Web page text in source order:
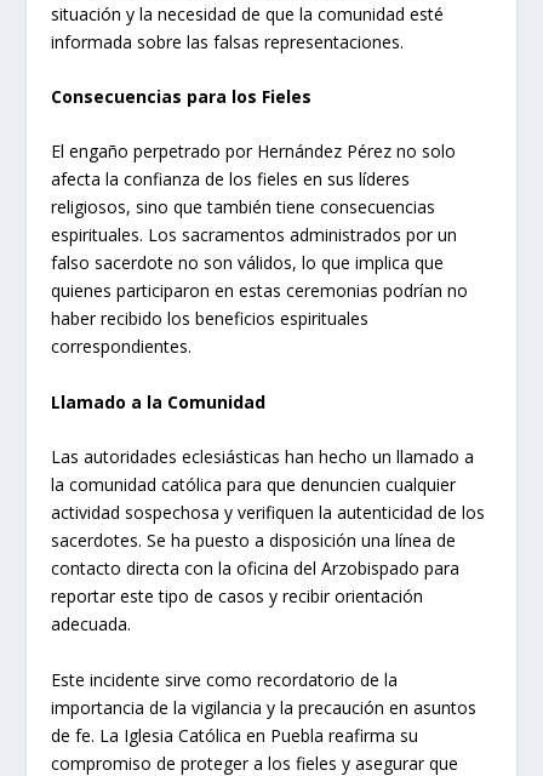
situación y la necesidad de que la comunidad esté
informada sobre las falsas representaciones.
Consecuencias para los Fieles
El engaño perpetrado por Hernández Pérez no solo
afecta la confianza de los fieles en sus líderes
religiosos, sino que también tiene consecuencias
espirituales. Los sacramentos administrados por un
falso sacerdote no son válidos, lo que implica que
quienes participaron en estas ceremonias podrían no
haber recibido los beneficios espirituales
correspondientes.
Llamado a la Comunidad
Las autoridades eclesiásticas han hecho un llamado a
la comunidad católica para que denuncien cualquier
actividad sospechosa y verifiquen la autenticidad de los
sacerdotes. Se ha puesto a disposición una línea de
contacto directa con la oficina del Arzobispado para
reportar este tipo de casos y recibir orientación
adecuada.
Este incidente sirve como recordatorio de la
importancia de la vigilancia y la precaución en asuntos
de fe. La Iglesia Católica en Puebla reafirma su
compromiso de proteger a los fieles y asegurar que